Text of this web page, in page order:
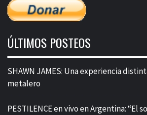
ÚLTIMOS POSTEOS
SHAWN JAMES: Una experiencia
metalero
PESTILENCE en vivo en Argentina: “El